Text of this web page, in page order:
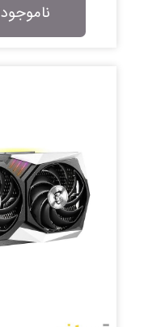
ناموجود